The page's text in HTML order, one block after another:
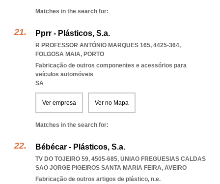
Matches in the search for:
Pprr - Plásticos, S.a.
R PROFESSOR ANTÓNIO MARQUES 165, 4425-364,
FOLGOSA MAIA, PORTO
Fabricação de outros componentes e acessórios para
veículos automóveis
SA
Ver empresa Ver no Mapa
Matches in the search for:
Bébécar - Plásticos, S.a.
TV DO TOJEIRO 59, 4505-685, UNIAO FREGUESIAS CALDAS
SAO JORGE PIGEIROS SANTA MARIA FEIRA, AVEIRO
Fabricação de outros artigos de plástico, n.e.